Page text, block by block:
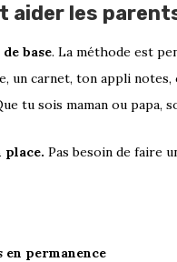
aider les
base. La méthode est
un carnet, ton appli notes,
tu sois maman ou papa,
place. Pas besoin de faire
en permanence